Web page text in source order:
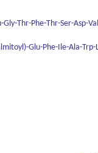
Gly-Thr-Phe-Thr-Ser-Asp-
Glu-Phe-Ile-Ala-